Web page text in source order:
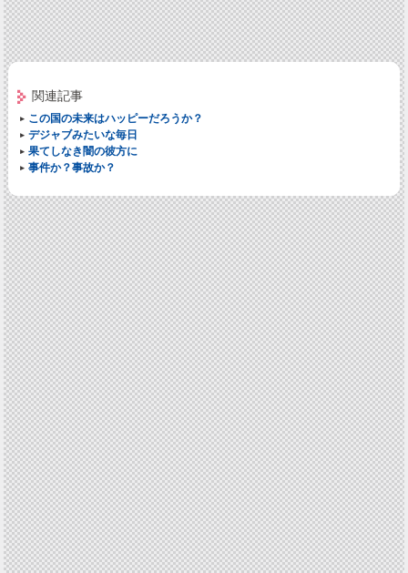
関連記事
この国の未来はハッピーだろうか？
デジャブみたいな毎日
果てしなき闇の彼方に
事件か？事故か？